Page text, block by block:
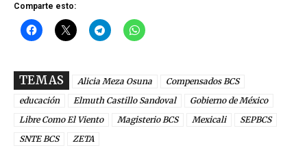
Comparte esto:
TEMAS Alicia Meza Osuna
Compensados BCS
educación
Elmuth Castillo Sandoval
Gobierno de México
Libre Como El Viento
Magisterio BCS Mexicali
SEPBCS
SNTE BCS
ZETA